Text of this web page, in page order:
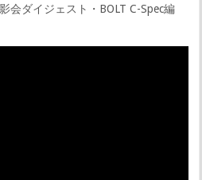
会ダイジェスト・BOLT C-Spec編